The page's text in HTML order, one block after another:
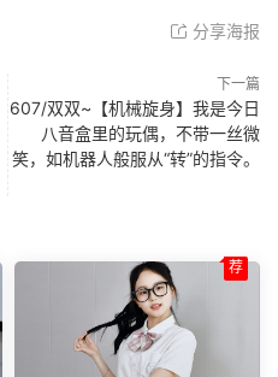
分享海报
下一篇
607/双双~【机械旋身】我是今日
八音盒里的玩偶，不带一丝微
笑，如机器人般服从“转”的指令。
荐